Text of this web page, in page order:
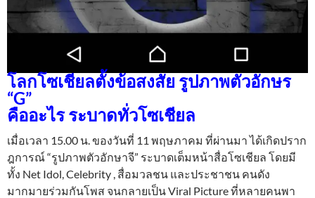
โลกโซเชียลตั้งข้อสงสัย รูปภาพตัวอักษร
“G”
คืออะไร ระบาดทั่วโซเชียล
เมื่อเวลา 15.00 น. ของวันที่ 11 พฤษภาคม ที่ผ่านมา ได้เกิดปราก
ฎการณ์ “รูปภาพตัวอักษาจี” ระบาดเต็มหน้าสื่อโซเชียล โดยมี
ทั้ง Net Idol, Celebrity , สื่อมวลชน และประชาชน คนดัง
มากมายร่วมกันโพส จนกลายเป็น Viral Picture ที่หลายคนพา